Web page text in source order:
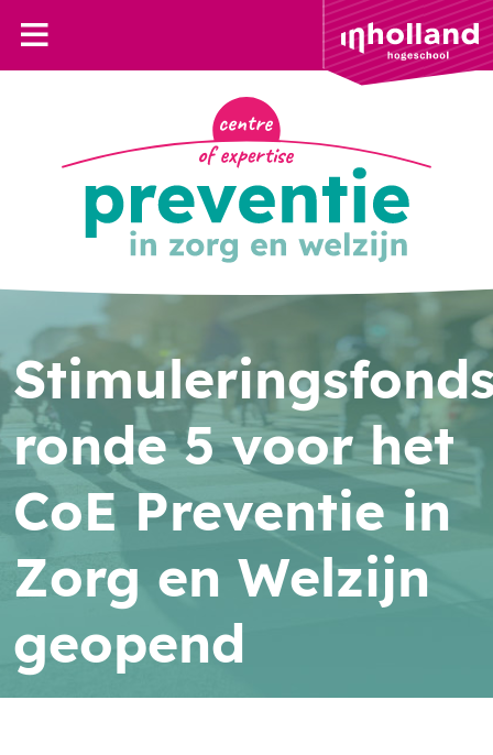
ronde 5 voor het
CoE Preventie in
Zorg en Welzijn
geopend